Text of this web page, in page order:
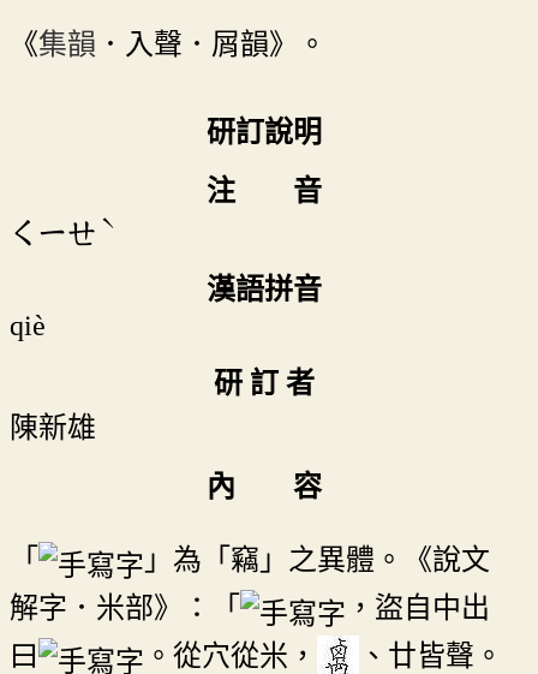
《集韻 ．入聲．屑韻》。
研訂說明
注 音
ㄑㄧㄝ ˋ
漢語拼音
qiè
研 訂 者
陳新雄
內 容
「
」為「竊」之異體。《說文
解字．米部》：「
，盜自中出
曰
。從穴從米，
、廿皆聲。